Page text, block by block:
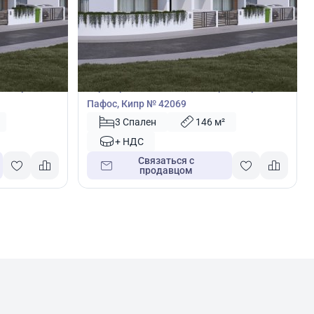
€405 000
Таунхаус
Таунхаус с 3 спальнями в Героскипу,
Пафос, Кипр № 42069
3 Спален
146 м²
+ НДС
Связаться с
продавцом